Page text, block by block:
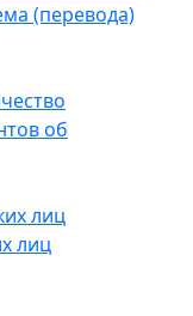
(перевода)
об
лиц
лиц